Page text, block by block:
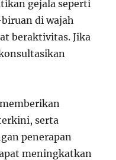
gejala seperti
di wajah
beraktivitas. Jika
serta
penerapan
meningkatkan